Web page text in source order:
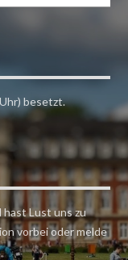
besetzt.
Lust uns zu
vorbei oder melde